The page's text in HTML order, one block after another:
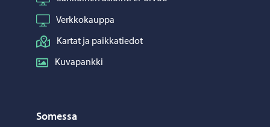
Verkkokauppa
Kartat ja paikkatiedot
Kuvapankki
Somessa